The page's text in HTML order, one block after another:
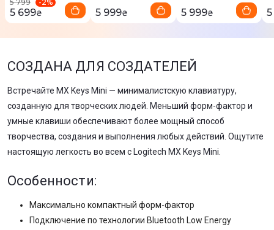
5 799 -2%
5 699₴ 5 999₴ 5 999₴
СОЗДАНА ДЛЯ СОЗДАТЕЛЕЙ
Встречайте MX Keys Mini — минималистскую клавиатуру,
созданную для творческих людей. Меньший форм-фактор и
умные клавиши обеспечивают более мощный способ
творчества, создания и выполнения любых действий. Ощутите
настоящую легкость во всем с Logitech MX Keys Mini.
Особенности:
Максимально компактный форм-фактор
Подключение по технологии Bluetooth Low Energy